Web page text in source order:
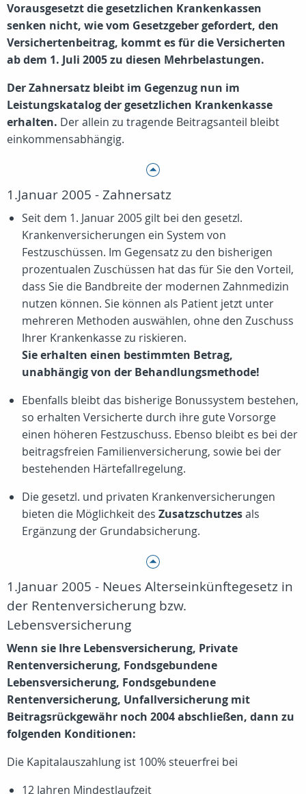
Vorausgesetzt die gesetzlichen Krankenkassen
senken nicht, wie vom Gesetzgeber gefordert, den
Versichertenbeitrag, kommt es für die Versicherten
ab dem 1. Juli 2005 zu diesen Mehrbelastungen.
Der Zahnersatz bleibt im Gegenzug nun im
Leistungskatalog der gesetzlichen Krankenkasse
erhalten. Der allein zu tragende Beitragsanteil bleibt
einkommensabhängig.
1.Januar 2005 - Zahnersatz
Seit dem 1. Januar 2005 gilt bei den gesetzl.
Krankenversicherungen ein System von
Festzuschüssen. Im Gegensatz zu den bisherigen
prozentualen Zuschüssen hat das für Sie den Vorteil,
dass Sie die Bandbreite der modernen Zahnmedizin
nutzen können. Sie können als Patient jetzt unter
mehreren Methoden auswählen, ohne den Zuschuss
Ihrer Krankenkasse zu riskieren.
Sie erhalten einen bestimmten Betrag,
unabhängig von der Behandlungsmethode!
Ebenfalls bleibt das bisherige Bonussystem bestehen,
so erhalten Versicherte durch ihre gute Vorsorge
einen höheren Festzuschuss. Ebenso bleibt es bei der
beitragsfreien Familienversicherung, sowie bei der
bestehenden Härtefallregelung.
Die gesetzl. und privaten Krankenversicherungen
bieten die Möglichkeit des Zusatzschutzesals
Ergänzung der Grundabsicherung.
1.Januar 2005 - Neues Alterseinkünftegesetz in
der Rentenversicherung bzw.
Lebensversicherung
Wenn sie Ihre Lebensversicherung, Private
Rentenversicherung, Fondsgebundene
Lebensversicherung, Fondsgebundene
Rentenversicherung, Unfallversicherung mit
Beitragsrückgewähr noch 2004 abschließen, dann zu
folgenden Konditionen:
Die Kapitalauszahlung ist 100% steuerfrei bei
12 Jahren Mindestlaufzeit